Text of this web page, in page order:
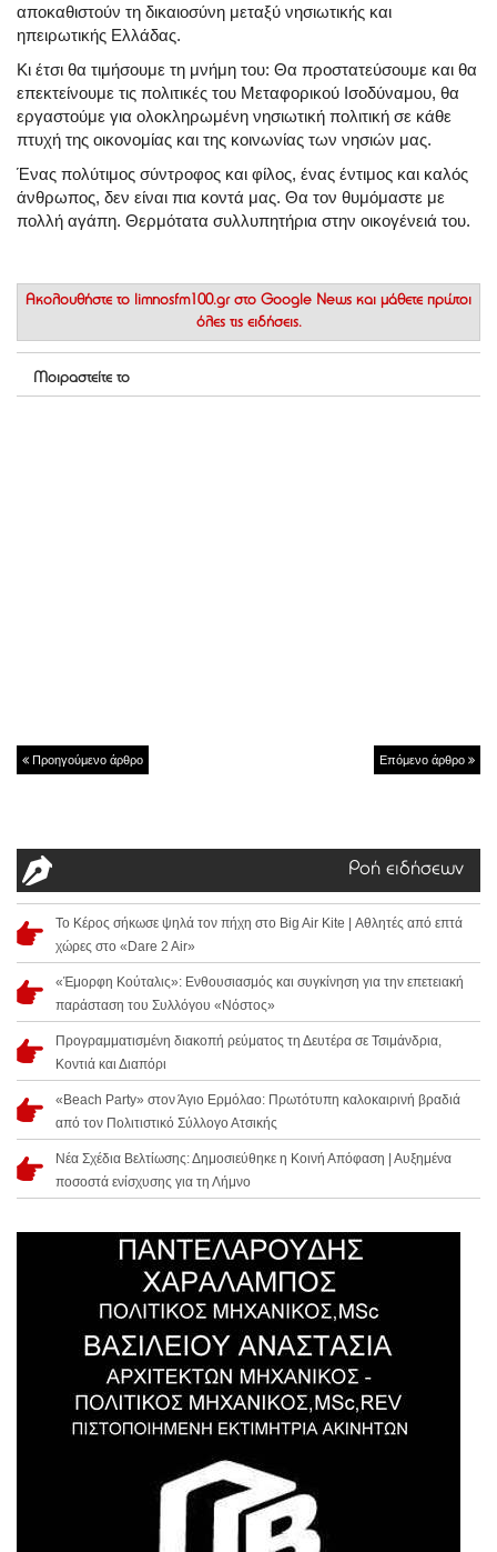
αποκαθιστούν τη δικαιοσύνη μεταξύ νησιωτικής και
ηπειρωτικής Ελλάδας.
Κι έτσι θα τιμήσουμε τη μνήμη του: Θα προστατεύσουμε και θα
επεκτείνουμε τις πολιτικές του Μεταφορικού Ισοδύναμου, θα
εργαστούμε για ολοκληρωμένη νησιωτική πολιτική σε κάθε
πτυχή της οικονομίας και της κοινωνίας των νησιών μας.
Ένας πολύτιμος σύντροφος και φίλος, ένας έντιμος και καλός
άνθρωπος, δεν είναι πια κοντά μας. Θα τον θυμόμαστε με
πολλή αγάπη. Θερμότατα συλλυπητήρια στην οικογένειά του.
Ακολουθήστε το limnosfm100.gr στο Google News και μάθετε πρώτοι
όλες τις ειδήσεις.
Μοιραστείτε το
Προηγούμενο άρθρο Επόμενο άρθρο
Ροή ειδήσεων
Το Κέρος σήκωσε ψηλά τον πήχη στο Big Air Kite | Αθλητές από επτά
χώρες στο «Dare 2 Air»
«Έμορφη Κούταλις»: Ενθουσιασμός και συγκίνηση για την επετειακή
παράσταση του Συλλόγου «Νόστος»
Προγραμματισμένη διακοπή ρεύματος τη Δευτέρα σε Τσιμάνδρια,
Κοντιά και Διαπόρι
«Beach Party» στον Άγιο Ερμόλαο: Πρωτότυπη καλοκαιρινή βραδιά
από τον Πολιτιστικό Σύλλογο Ατσικής
Νέα Σχέδια Βελτίωσης: Δημοσιεύθηκε η Κοινή Απόφαση | Αυξημένα
ποσοστά ενίσχυσης για τη Λήμνο